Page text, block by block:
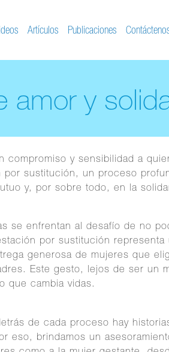
Artículos Publicaciones
amor y
compromiso y sensibilidad a
sustitución, un proceso
y, por sobre todo, en la
se enfrentan al desafío de no
por sustitución representa
generosa de mujeres que
Este gesto, lejos de ser un
que cambia vidas.
de cada proceso hay
eso, brindamos un